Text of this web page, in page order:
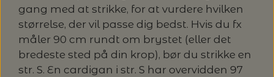
gang med at strikke, for at vurdere hvilken
størrelse, der vil passe dig bedst. Hvis du fx
måler 90 cm rundt om brystet (eller det
bredeste sted på din krop), bør du strikke en
str. S. En cardigan i str. S har overvidden 97